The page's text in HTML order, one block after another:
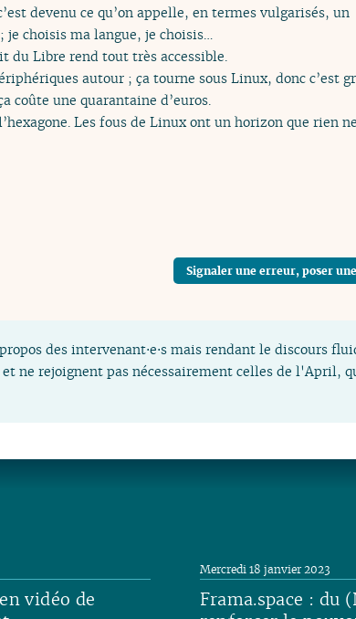
devenu ce qu’on appelle, en termes vulgarisés, un
choisis ma langue, je choisis…
du Libre rend tout très accessible.
autour ; ça tourne sous Linux, donc c’est
coûte une quarantaine d’euros.
Les fous de Linux ont un horizon que rien
Signaler une erreur, poser
des intervenant⋅e⋅s mais rendant le discours
ne rejoignent pas nécessairement celles de l'April,
vidéo de
Frama.space : du
Mercredi 18 janvier 2023